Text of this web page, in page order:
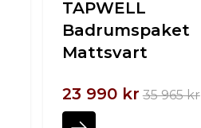
TAPWELL
Badrumspaket
Mattsvart
23 990 kr 35 965 kr